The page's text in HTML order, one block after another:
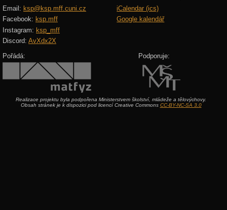
Email: ksp@ksp.mff.cuni.cz
Facebook: ksp.mff
Instagram: ksp_mff
Discord: AvXdx2X
iCalendar (ics)
Google kalendář
Pořádá: Podporuje:
Realizace projektu byla podpořena Ministerstvem školství, mládeže a tělovýchovy.
Obsah stránek je k dispozici pod licencí Creative Commons CC-BY-NC-SA 3.0